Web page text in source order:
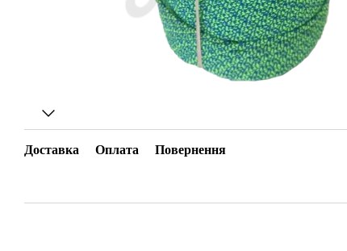
Доставка Оплата Повернення